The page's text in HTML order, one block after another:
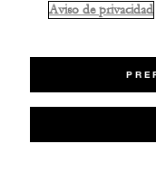
Aviso de privacidad